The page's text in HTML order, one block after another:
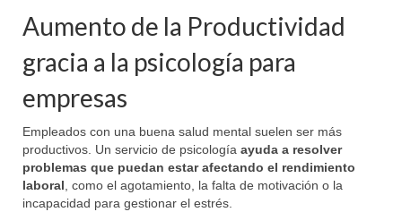
Aumento de la Productividad
gracia a la psicología para
empresas
Empleados con una buena salud mental suelen ser más
productivos. Un servicio de psicología ayuda a resolver
problemas que puedan estar afectando el rendimiento
laboral, como el agotamiento, la falta de motivación o la
incapacidad para gestionar el estrés.